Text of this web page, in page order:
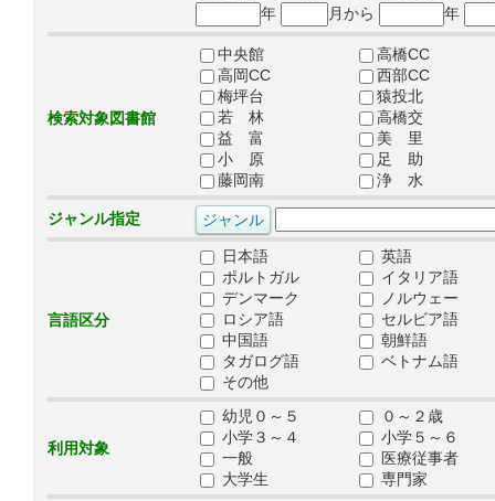
年
月から 年
検索対象図書館
中央館
高橋CC
高岡CC
西部CC
梅坪台
猿投北
若 林
高橋交
益 富
美 里
小 原
足 助
藤岡南
浄 水
ジャンル指定
言語区分
日本語
英語
ポルトガル
イタリア語
デンマーク
ノルウェー
ロシア語
セルビア語
中国語
朝鮮語
タガログ語
ベトナム語
その他
利用対象
幼児０～５
０～２歳
小学３～４
小学５～６
一般
医療従事者
大学生
専門家